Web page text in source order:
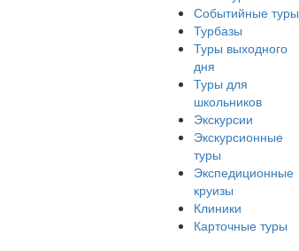
Событийные туры
Турбазы
Туры выходного
дня
Туры для
школьников
Экскурсии
Экскурсионные
туры
Экспедиционные
круизы
Клиники
Карточные туры